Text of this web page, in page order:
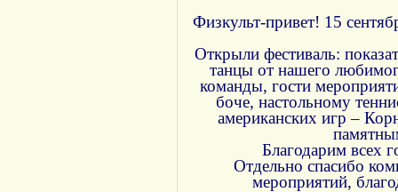
Физкульт-привет! 15
Открыли фестиваль:
танцы от нашего
команды, гости
боче, настольному
американских игр –
Благодарим всех
Отдельно спасибо
мероприятий,